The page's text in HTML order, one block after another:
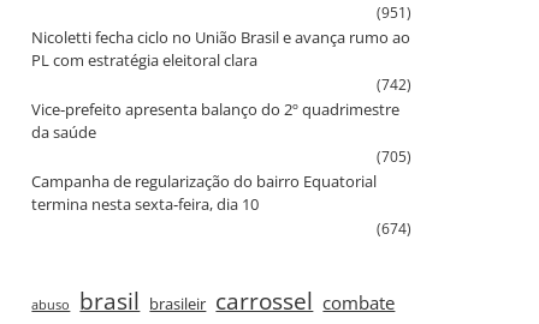
(951)
Nicoletti fecha ciclo no União Brasil e avança rumo ao
PL com estratégia eleitoral clara
(742)
Vice‑prefeito apresenta balanço do 2º quadrimestre
da saúde
(705)
Campanha de regularização do bairro Equatorial
termina nesta sexta‑feira, dia 10
(674)
abuso brasil brasileir carrossel combate